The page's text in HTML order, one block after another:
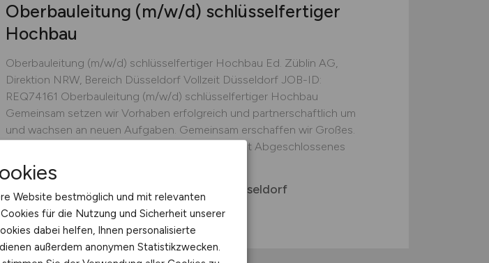
Oberbauleitung (m/w/d) schlüsselfertiger
Hochbau
Oberbauleitung (m/w/d) schlüsselfertiger Hochbau Ed. Züblin AG,
Direktion NRW, Bereich Düsseldorf Vollzeit Düsseldorf JOB-ID:
REQ74161 Oberbauleitung (m/w/d) schlüsselfertiger Hochbau
Gemeinsam setzen wir Vorhaben erfolgreich und partnerschaftlich um
und wachsen an neuen Aufgaben. Gemeinsam erschaffen wir Großes.
Let's progress! Jetzt bewerben Was für uns zählt Abgeschlossenes
Studium...
Ed. Züblin AG, Direktion NRW, Bereich Düsseldorf
vor 2 Tagen Düsseldorf
Website bestmöglich und mit relevanten
für die Nutzung und Sicherheit unserer
dabei helfen, Ihnen personalisierte
außerdem anonymen Statistikzwecken.